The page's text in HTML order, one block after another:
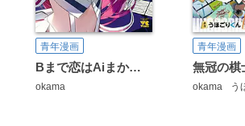
青年漫画
Bまで恋はAiまかせ…
okama
青年漫画
okama う